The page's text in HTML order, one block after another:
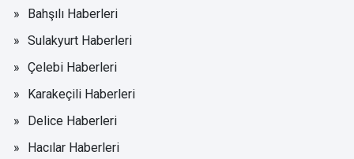
Bahşılı Haberleri
Sulakyurt Haberleri
Çelebi Haberleri
Karakeçili Haberleri
Delice Haberleri
Hacılar Haberleri